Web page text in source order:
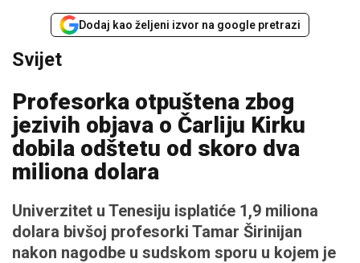
Dodaj kao željeni izvor na google pretrazi
Svijet
Profesorka otpuštena zbog
jezivih objava o Čarliju Kirku
dobila odštetu od skoro dva
miliona dolara
Univerzitet u Tenesiju isplatiće 1,9 miliona
dolara bivšoj profesorki Tamar Širinijan
nakon nagodbe u sudskom sporu u kojem je